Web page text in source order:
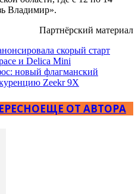
Владимир».
Партнёрский материал
скорый старт
и Delica Mini
новый флагманский
Zeekr 9X
ЕЩЕ ОТ АВТОРА